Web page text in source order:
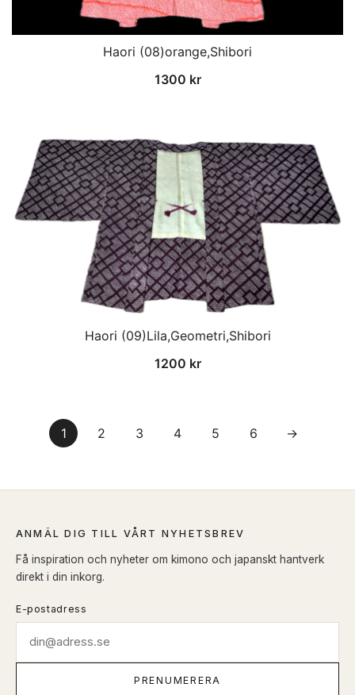
Haori (08)orange,Shibori
1300 kr
Haori (09)Lila,Geometri,Shibori
1200 kr
1 2 3 4 5 6 →
ANMÄL DIG TILL VÅRT NYHETSBREV
Få inspiration och nyheter om kimono och japanskt hantverk
direkt i din inkorg.
E-postadress
PRENUMERERA